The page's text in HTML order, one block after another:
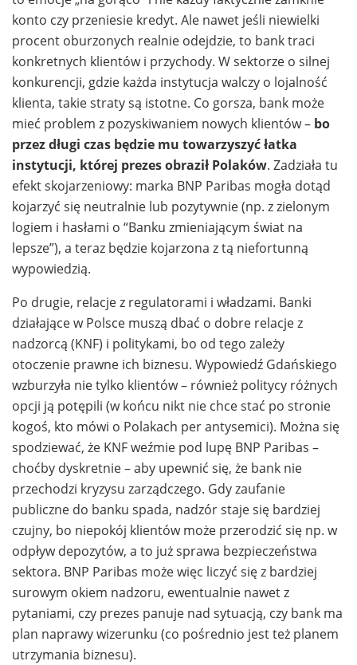
konto czy przeniesie kredyt. Ale nawet jeśli niewielki
procent oburzonych realnie odejdzie, to bank traci
konkretnych klientów i przychody. W sektorze o silnej
konkurencji, gdzie każda instytucja walczy o lojalność
klienta, takie straty są istotne. Co gorsza, bank może
mieć problem z pozyskiwaniem nowych klientów – bo
przez długi czas będzie mu towarzyszyć łatka
instytucji, której prezes obraził Polaków. Zadziała tu
efekt skojarzeniowy: marka BNP Paribas mogła dotąd
kojarzyć się neutralnie lub pozytywnie (np. z zielonym
logiem i hasłami o “Banku zmieniającym świat na
lepsze”), a teraz będzie kojarzona z tą niefortunną
wypowiedzią.
Po drugie, relacje z regulatorami i władzami. Banki
działające w Polsce muszą dbać o dobre relacje z
nadzorcą (KNF) i politykami, bo od tego zależy
otoczenie prawne ich biznesu. Wypowiedź Gdańskiego
wzburzyła nie tylko klientów – również politycy różnych
opcji ją potępili (w końcu nikt nie chce stać po stronie
kogoś, kto mówi o Polakach per antysemici). Można się
spodziewać, że KNF weźmie pod lupę BNP Paribas –
choćby dyskretnie – aby upewnić się, że bank nie
przechodzi kryzysu zarządczego. Gdy zaufanie
publiczne do banku spada, nadzór staje się bardziej
czujny, bo niepokój klientów może przerodzić się np. w
odpływ depozytów, a to już sprawa bezpieczeństwa
sektora. BNP Paribas może więc liczyć się z bardziej
surowym okiem nadzoru, ewentualnie nawet z
pytaniami, czy prezes panuje nad sytuacją, czy bank ma
plan naprawy wizerunku (co pośrednio jest też planem
utrzymania biznesu).